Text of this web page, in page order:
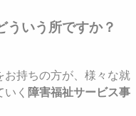
ういう所ですか？
お持ちの方が、様々な就
く 障害福祉サービス事